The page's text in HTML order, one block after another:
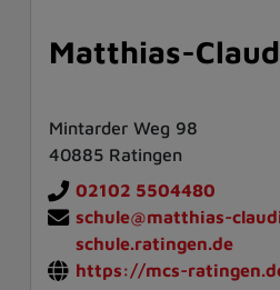
Matthias-
Mintarder Weg 98
40885 Ratingen
02102 5504480
schule@matthias-
schule.ratingen.de
https://mcs-